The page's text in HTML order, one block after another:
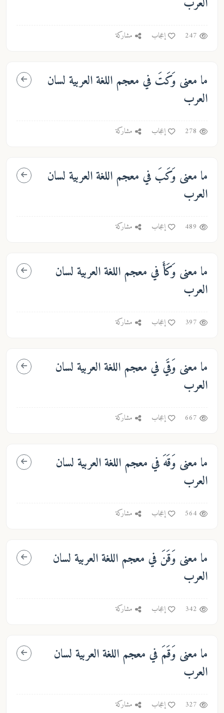
247 إعجاب مشاركة
ما معنى وَكَتَفي معجم اللغة العربية لسان
العرب
278 إعجاب مشاركة
ما معنى وَكَبَفي معجم اللغة العربية لسان
العرب
489 إعجاب مشاركة
ما معنى وَكَأَفي معجم اللغة العربية لسان
العرب
397 إعجاب مشاركة
ما معنى وَقَيفي معجم اللغة العربية لسان
العرب
667 إعجاب مشاركة
ما معنى وَقَهَفي معجم اللغة العربية لسان
العرب
564 إعجاب مشاركة
ما معنى وَقَنَفي معجم اللغة العربية لسان
العرب
342 إعجاب مشاركة
ما معنى وَقَمَفي معجم اللغة العربية لسان
العرب
327 إعجاب مشاركة